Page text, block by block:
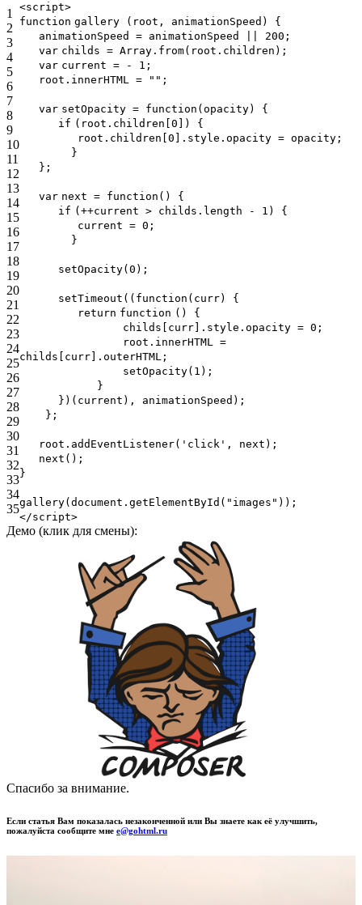
1
2
3
4
5
6
7
8
9
10
11
12
13
14
15
16
17
18
19
20
21
22
23
24
25
26
27
28
29
30
31
32
33
34
35
<script>
function gallery (root, animationSpeed) {
animationSpeed = animationSpeed || 200;
var childs = Array.from(root.children);
var current = - 1;
root.innerHTML =
"" ;
var setOpacity = function (opacity) {
if (root.children[0]) {
root.children[0].style.opacity = opacity;
}
};
var next = function () {
if (++current > childs.length - 1) {
current = 0;
}
setOpacity(0);
setTimeout(( function (curr) {
return function () {
childs[curr].style.opacity = 0;
root.innerHTML =
childs[curr].outerHTML;
setOpacity(1);
}
})(current), animationSpeed);
};
root.addEventListener( 'click' , next);
next();
}
gallery(document.getElementById( "images" ));
</script>
Демо (клик для смены):
Спасибо за внимание.
Если статья Вам показалась незаконченной или Вы знаете как её улучшить,
пожалуйста сообщите мне e@gohtml.ru